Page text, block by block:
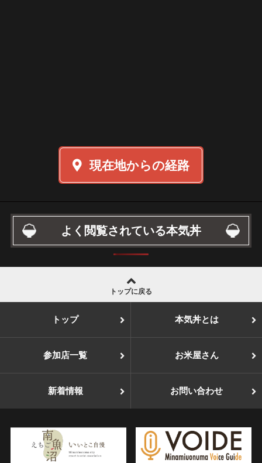
現在地からの経路
よく閲覧されている本気丼
トップに戻る
トップ 本気丼とは
参加店一覧 お米屋さん
新着情報 お問い合わせ